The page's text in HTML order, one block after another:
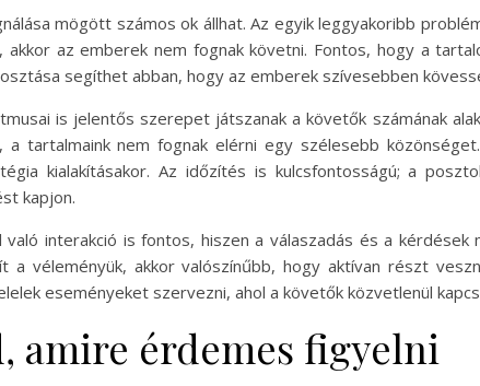
mögött számos ok állhat. Az egyik leggyakoribb
akkor az emberek nem fognak követni. Fontos, hogy a
segíthet abban, hogy az emberek szívesebben
is jelentős szerepet játszanak a követők számának
a tartalmaink nem fognak elérni egy szélesebb
kialakításakor. Az időzítés is kulcsfontosságú; a
kapjon.
való interakció is fontos, hiszen a válaszadás és a
a véleményük, akkor valószínűbb, hogy aktívan részt
eseményeket szervezni, ahol a követők közvetlenül
amire érdemes figyelni